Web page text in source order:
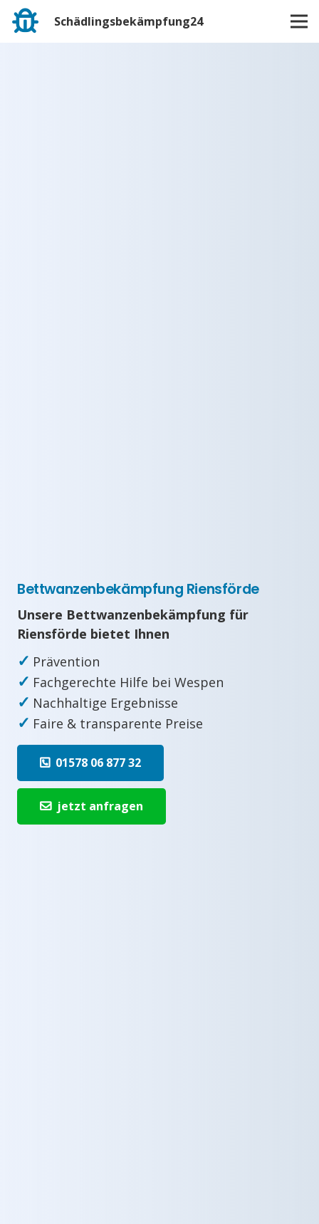
Schädlingsbekämpfung24
Bettwanzenbekämpfung Riensförde
Unsere Bettwanzenbekämpfung für
Riensförde bietet Ihnen
✓ Prävention
✓ Fachgerechte Hilfe bei Wespen
✓ Nachhaltige Ergebnisse
✓ Faire & transparente Preise
01578 06 877 32
jetzt anfragen